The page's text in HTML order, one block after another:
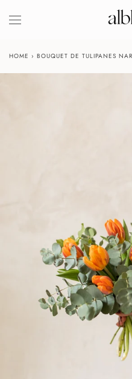
HOME › BOUQUET DE TULIPANES